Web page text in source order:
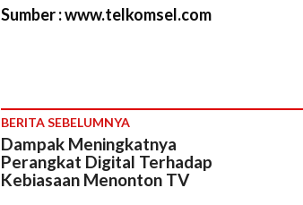
Sumber : www.telkomsel.com
BERITA SEBELUMNYA
Dampak Meningkatnya
Perangkat Digital Terhadap
Kebiasaan Menonton TV